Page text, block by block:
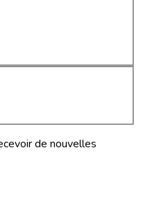
de nouvelles